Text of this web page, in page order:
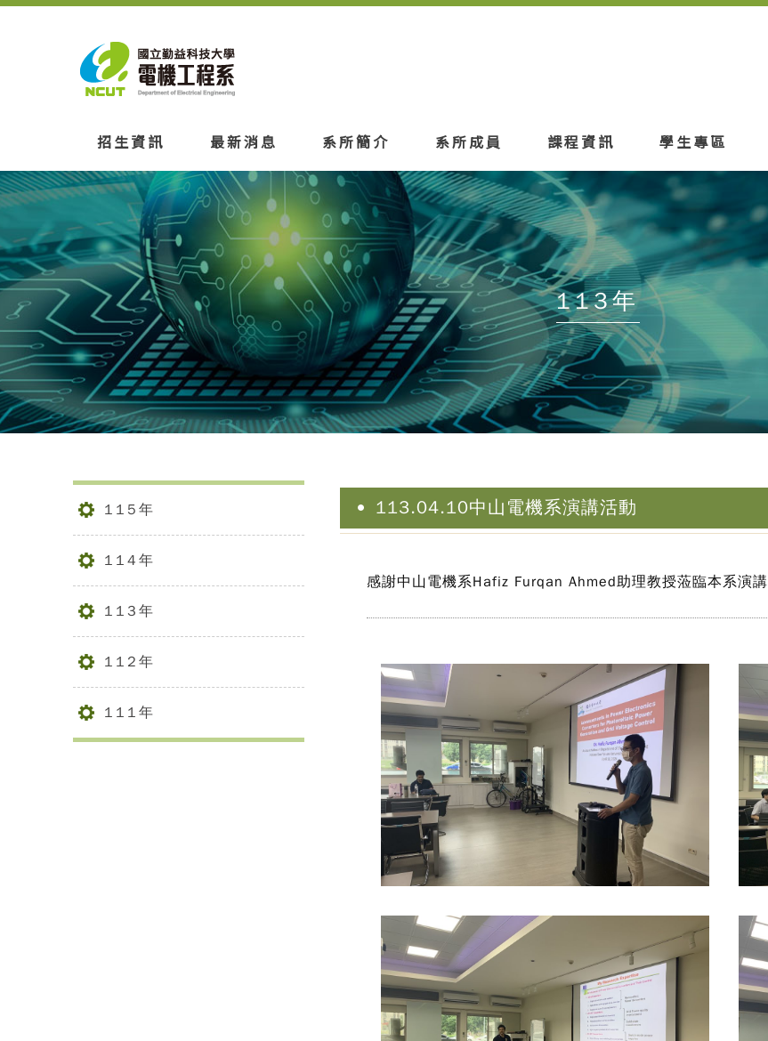
招生資訊 最新消息 系所簡介 系所成員 課程資訊 學生專區
113年
115年
114年
113年
112年
111年
113.04.10中山電機系演講活動
感謝中山電機系Hafiz Furqan Ahmed助理教授蒞臨本系演講